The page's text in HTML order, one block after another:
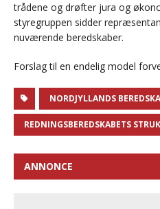
trådene og drøfter jura og
styregruppen sidder
nuværende beredskaber.
Forslag til en endelig model
NORDJYLLANDS
REDNINGSBEREDSKABETS
ANNONCE